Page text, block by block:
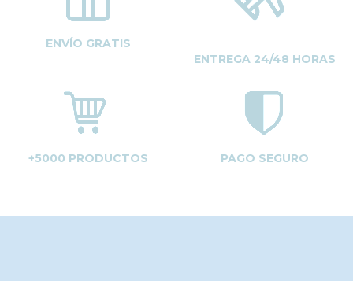
ENVÍO GRATIS
ENTREGA 24/48 HORAS
+5000 PRODUCTOS PAGO SEGURO